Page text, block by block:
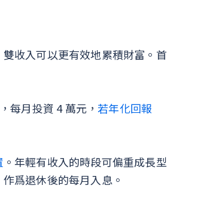
收入可以更有效地累積財富。首
每月投資 4 萬元，若年化回報
。年輕有收入的時段可偏重成長型
爲退休後的每月入息。